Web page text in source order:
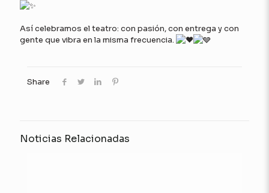
Así celebramos el teatro: con pasión, con entrega y con
gente que vibra en la misma frecuencia.
Share
Noticias Relacionadas